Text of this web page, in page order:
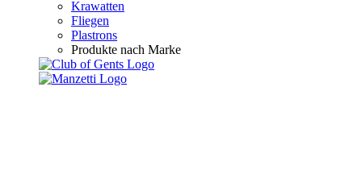
Krawatten
Fliegen
Plastrons
Produkte nach Marke